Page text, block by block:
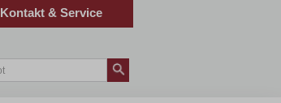
Kontakt & Service